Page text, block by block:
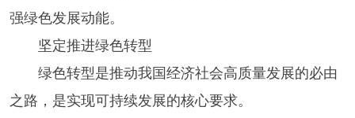
强绿色发展动能。
坚定推进绿色转型
绿色转型是推动我国经济社会高质量发展的必由
之路，是实现可持续发展的核心要求。